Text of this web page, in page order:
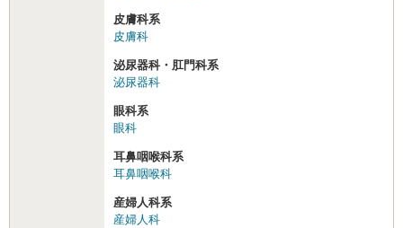
皮膚科系
皮膚科
泌尿器科・肛門科系
泌尿器科
眼科系
眼科
耳鼻咽喉科系
耳鼻咽喉科
産婦人科系
産婦人科